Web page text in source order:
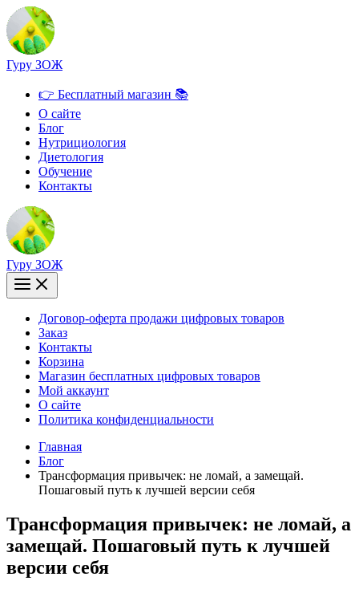
Перейти
к
содержимому
Гуру ЗОЖ
👉 Бесплатный магазин 📚
О сайте
Блог
Нутрициология
Диетология
Обучение
Контакты
Гуру ЗОЖ
Договор-оферта продажи цифровых товаров
Заказ
Контакты
Корзина
Магазин бесплатных цифровых товаров
Мой аккаунт
О сайте
Политика конфиденциальности
Главная
Блог
Трансформация привычек: не ломай, а замещай.
Пошаговый путь к лучшей версии себя
Трансформация привычек: не ломай, а
замещай. Пошаговый путь к лучшей
версии себя